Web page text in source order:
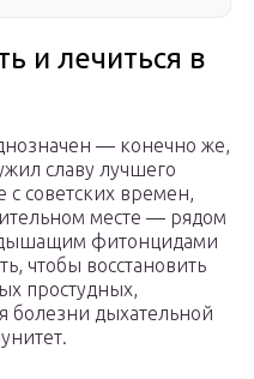
и лечиться в
— конечно же,
славу лучшего
с советских времен,
месте — рядом
фитонцидами
чтобы восстановить
простудных,
болезни дыхательной